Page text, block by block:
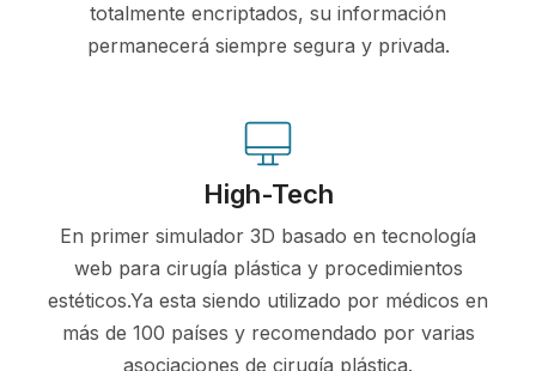
totalmente encriptados, su información
permanecerá siempre segura y privada.
High-Tech
En primer simulador 3D basado en tecnología
web para cirugía plástica y procedimientos
estéticos.Ya esta siendo utilizado por médicos en
más de 100 países y recomendado por varias
asociaciones de cirugía plástica.